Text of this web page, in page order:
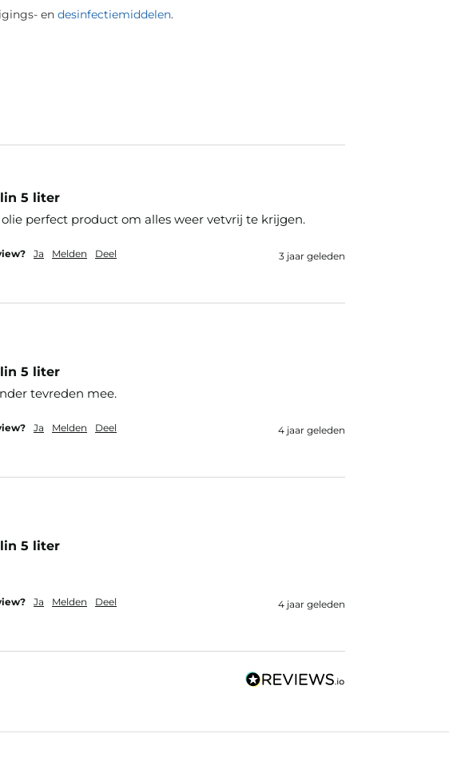
en desinfectiemiddelen.
5 liter
perfect product om alles weer vetvrij te krijgen.
Ja Melden Deel 3 jaar geleden
5 liter
tevreden mee.
Ja Melden Deel 4 jaar geleden
5 liter
Ja Melden Deel 4 jaar geleden